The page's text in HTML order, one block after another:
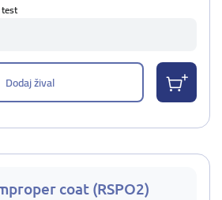
Dodaj žival
coat (RSPO2)